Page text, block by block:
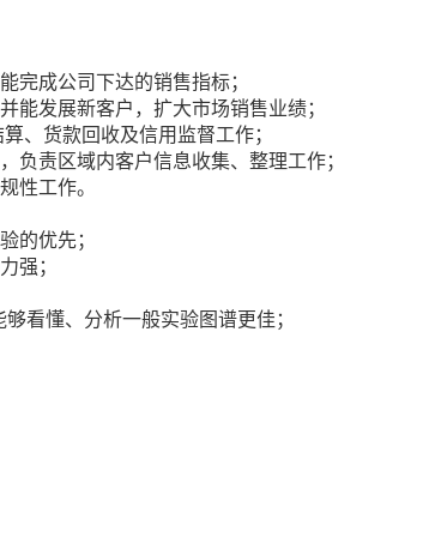
完成公司下达的销售指标；
能发展新客户，扩大市场销售业绩；
、货款回收及信用监督工作；
责区域内客户信息收集、整理工作；
性工作。
的优先；
强；
看懂、分析一般实验图谱更佳；